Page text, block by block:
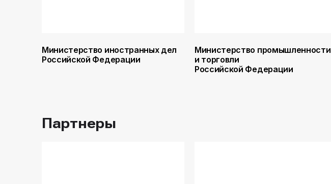
Министерство иностранных дел
Российской Федерации
Министерство промышленности
и торговли
Российской Федерации
Партнеры